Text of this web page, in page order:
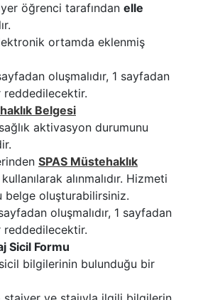
öğrenci tarafından elle
ortamda eklenmiş
oluşmalıdır, 1 sayfadan
reddedilecektir.
Belgesi
aktivasyon durumunu
SPAS Müstehaklık
alınmalıdır. Hizmeti
belge oluşturabilirsiniz.
oluşmalıdır, 1 sayfadan
reddedilecektir.
Sicil Formu
bilgilerinin bulunduğu bir